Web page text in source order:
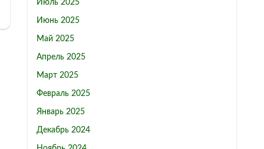
Июль 2025
Июнь 2025
Май 2025
Апрель 2025
Март 2025
Февраль 2025
Январь 2025
Декабрь 2024